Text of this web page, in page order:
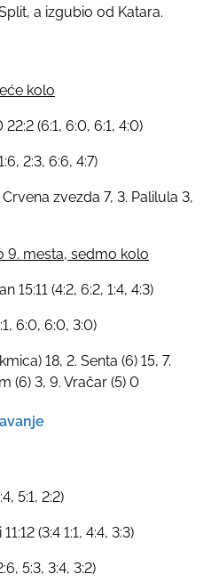
a izgubio od Katara.
kolo
(6:1, 6:0, 6:1, 4:0)
2:3, 6:6, 4:7)
Crvena zvezda 7, 3. Palilula 3,
9. mesta, sedmo kolo
15:11 (4:2, 6:2, 1:4, 4:3)
6:0, 6:0, 3:0)
18, 2. Senta (6) 15, 7.
(6) 3, 9. Vračar (5) 0
5:1, 2:2)
(3:4 1:1, 4:4, 3:3)
5:3, 3:4, 3:2)